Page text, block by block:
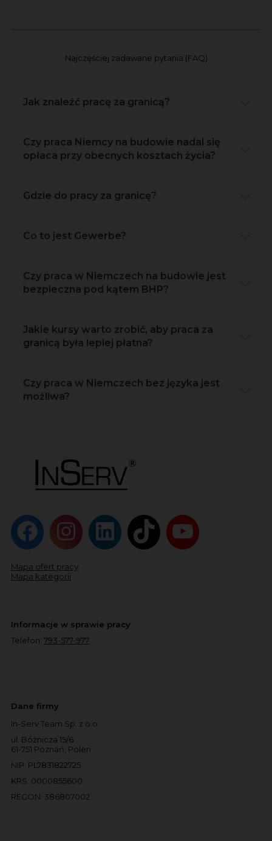
Najczęściej zadawane pytania (FAQ)
Jak znaleźć pracę za granicą?
Czy praca Niemcy na budowie nadal się
opłaca przy obecnych kosztach życia?
Gdzie do pracy za granicę?
Co to jest Gewerbe?
Czy praca w Niemczech na budowie jest
bezpieczna pod kątem BHP?
Jakie kursy warto zrobić, aby praca za
granicą była lepiej płatna?
Czy praca w Niemczech bez języka jest
możliwa?
Mapa ofert pracy
Mapa kategorii
Informacje w sprawie pracy
Telefon: 793-577-977
Dane firmy
In-Serv Team Sp. z o.o.
ul. Bóżnicza 15/6
61-751 Poznań, Polen
NIP: PL7831822725
KRS: 0000855600
REGON: 386807002